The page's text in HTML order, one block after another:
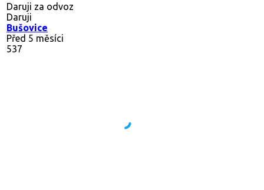
Daruji za odvoz
Daruji
Bušovice
Před 5 měsíci
537